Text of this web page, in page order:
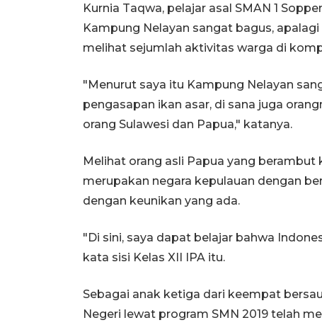
Kurnia Taqwa, pelajar asal SMAN 1
Kampung Nelayan sangat bagus,
melihat sejumlah aktivitas warga di
"Menurut saya itu Kampung Nelayan
pengasapan ikan asar, di sana juga
orang Sulawesi dan Papua," katanya.
Melihat orang asli Papua yang
merupakan negara kepulauan dengan
dengan keunikan yang ada.
"Di sini, saya dapat belajar bahwa
kata sisi Kelas XII IPA itu.
Sebagai anak ketiga dari keempat
Negeri lewat program SMN 2019 telah